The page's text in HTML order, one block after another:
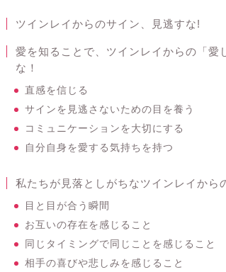
ツインレイからのサイン、見逃すな!
愛を知ることで、ツインレイからの「愛
な！
直感を信じる
サインを見逃さないための目を養う
コミュニケーションを大切にする
自分自身を愛する気持ちを持つ
私たちが見落としがちなツインレイから
目と目が合う瞬間
お互いの存在を感じること
同じタイミングで同じことを感じること
相手の喜びや悲しみを感じること